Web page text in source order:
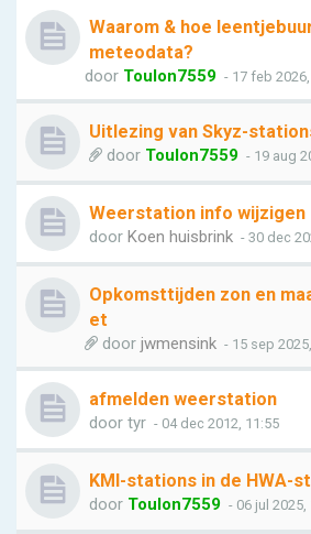
Waarom & hoe
meteodata?
door Toulon7559 - 17 feb
Uitlezing van Skyz-
door Toulon7559 - 19 aug
Weerstation info wijzigen
door Koen huisbrink - 30 dec
Opkomsttijden zon en
et
door jwmensink - 15 sep
afmelden weerstation
door tyr - 04 dec 2012, 11:55
KMI-stations in de HWA-
door Toulon7559 - 06 jul 2025,